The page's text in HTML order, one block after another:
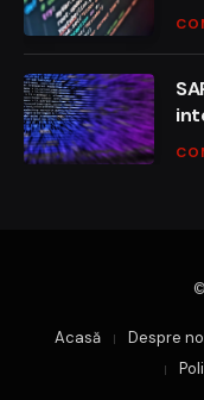
și
Acasă Despre